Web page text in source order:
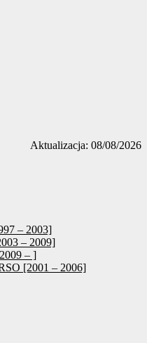
Aktualizacja: 08/08/2026
– 2003]
– 2009]
– ]
[2001 – 2006]